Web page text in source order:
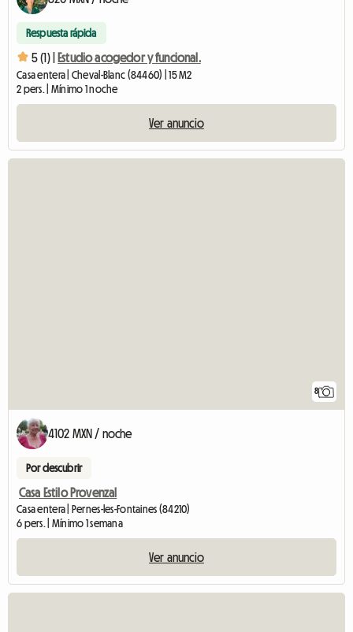
Respuesta rápida
5 (1) | Estudio acogedor y funcional.
Casa entera | Cheval-Blanc (84460) | 15 M2
2 pers. | Mínimo 1 noche
Ver anuncio
8
4102 MXN / noche
Por descubrir
Casa Estilo Provenzal
Casa entera | Pernes-les-Fontaines (84210)
6 pers. | Mínimo 1 semana
Ver anuncio